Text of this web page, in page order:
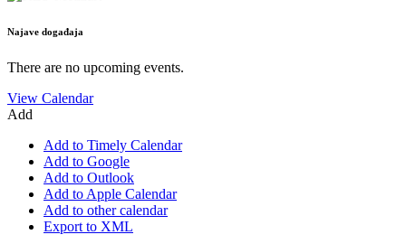
Najave događaja
There are no upcoming events.
View Calendar
Add
Add to Timely Calendar
Add to Google
Add to Outlook
Add to Apple Calendar
Add to other calendar
Export to XML